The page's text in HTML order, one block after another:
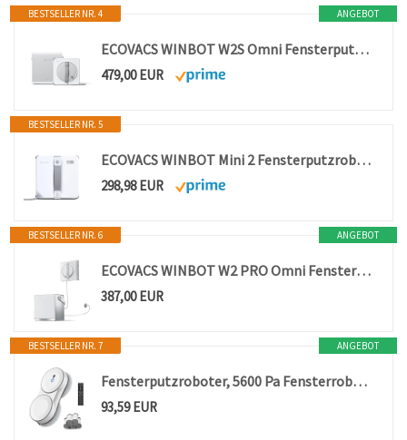
ANGEBOT
BESTSELLER NR. 4
ECOVACS WINBOT W2S Omni Fensterputzroboter mit Multifunktionsstation, intelligenter Bis-an-den-Rand-Reinigung mit TruEdge™, Aufladen während des Betriebs, DREI Wasserdüsen, 12-stufigem Schutz
479,00 EUR
BESTSELLER NR. 5
ECOVACS WINBOT Mini 2 Fensterputzroboter mit Eckbürsten & Ultraschallzerstäubung, Ultraschlank & Leicht für Schmale Fenster, Smarte Navigation, 6 App-Modi, 10-Stufiges Sicherheitssystem
298,98 EUR
ANGEBOT
BESTSELLER NR. 6
ECOVACS WINBOT ‎W2 PRO Omni Fensterputzroboter mit 6-in-1 Multifunktionsstation, Aufladen im Betrieb, 3-Düsen-Sprühkopf, 12-Stufen-Schutz, Win-SLAM 4.0 Pfadplanung, Weiß
387,00 EUR
ANGEBOT
BESTSELLER NR. 7
Fensterputzroboter, 5600 Pa Fensterroboter mit Fernbedienung, 3 Reinigungsmodi, mit Automatische Doppel-Sprühfunktion, Intelligente Navigation, mit 60ML Tank, für Glas und Glastüren (Weiß B)
93,59 EUR